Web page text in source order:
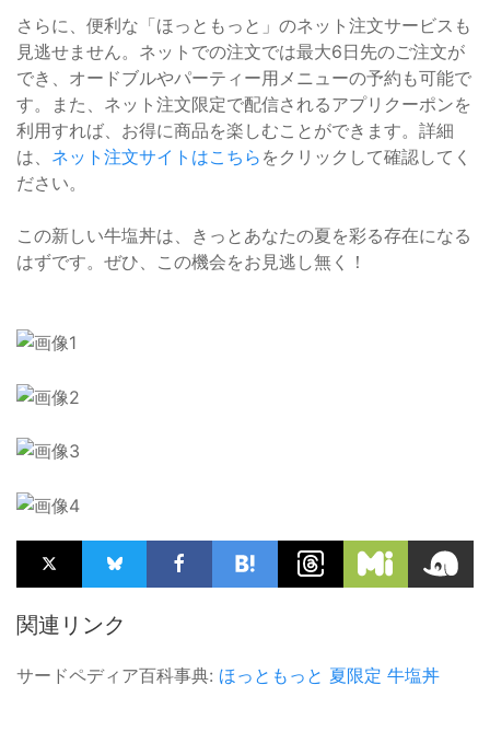
さらに、便利な「ほっともっと」のネット注文サービスも
見逃せません。ネットでの注文では最大6日先のご注文が
でき、オードブルやパーティー用メニューの予約も可能で
す。また、ネット注文限定で配信されるアプリクーポンを
利用すれば、お得に商品を楽しむことができます。詳細
は、 ネット注文サイトはこちら をクリックして確認してく
ださい。
この新しい牛塩丼は、きっとあなたの夏を彩る存在になる
はずです。ぜひ、この機会をお見逃し無く！
関連リンク
サードペディア百科事典: ほっともっと 夏限定 牛塩丼